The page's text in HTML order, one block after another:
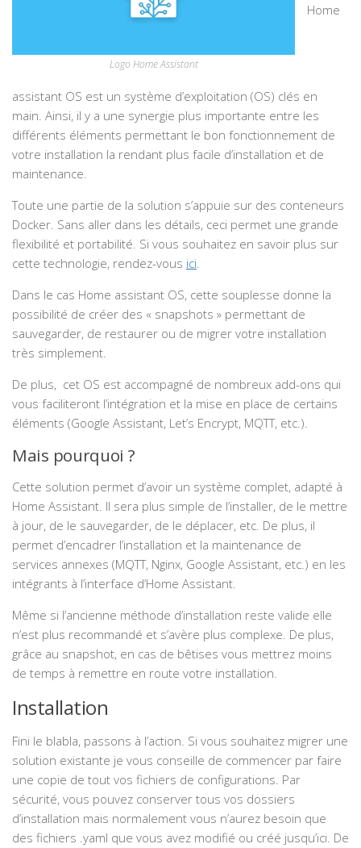
Logo Home Assistant
Home
assistant OS est un système d’exploitation (OS) clés en
main. Ainsi, il y a une synergie plus importante entre les
différents éléments permettant le bon fonctionnement de
votre installation la rendant plus facile d’installation et de
maintenance.
Toute une partie de la solution s’appuie sur des conteneurs
Docker. Sans aller dans les détails, ceci permet une grande
flexibilité et portabilité. Si vous souhaitez en savoir plus sur
cette technologie, rendez-vous ici.
Dans le cas Home assistant OS, cette souplesse donne la
possibilité de créer des « snapshots » permettant de
sauvegarder, de restaurer ou de migrer votre installation
très simplement.
De plus, cet OS est accompagné de nombreux add-ons qui
vous faciliteront l’intégration et la mise en place de certains
éléments (Google Assistant, Let’s Encrypt, MQTT, etc.).
Mais pourquoi ?
Cette solution permet d’avoir un système complet, adapté à
Home Assistant. Il sera plus simple de l’installer, de le mettre
à jour, de le sauvegarder, de le déplacer, etc. De plus, il
permet d’encadrer l’installation et la maintenance de
services annexes (MQTT, Nginx, Google Assistant, etc.) en les
intégrants à l’interface d’Home Assistant.
Même si l’ancienne méthode d’installation reste valide elle
n’est plus recommandé et s’avère plus complexe. De plus,
grâce au snapshot, en cas de bêtises vous mettrez moins
de temps à remettre en route votre installation.
Installation
Fini le blabla, passons à l’action. Si vous souhaitez migrer une
solution existante je vous conseille de commencer par faire
une copie de tout vos fichiers de configurations. Par
sécurité, vous pouvez conserver tous vos dossiers
d’installation mais normalement vous n’aurez besoin que
des fichiers .yaml que vous avez modifié ou créé jusqu’ici. De